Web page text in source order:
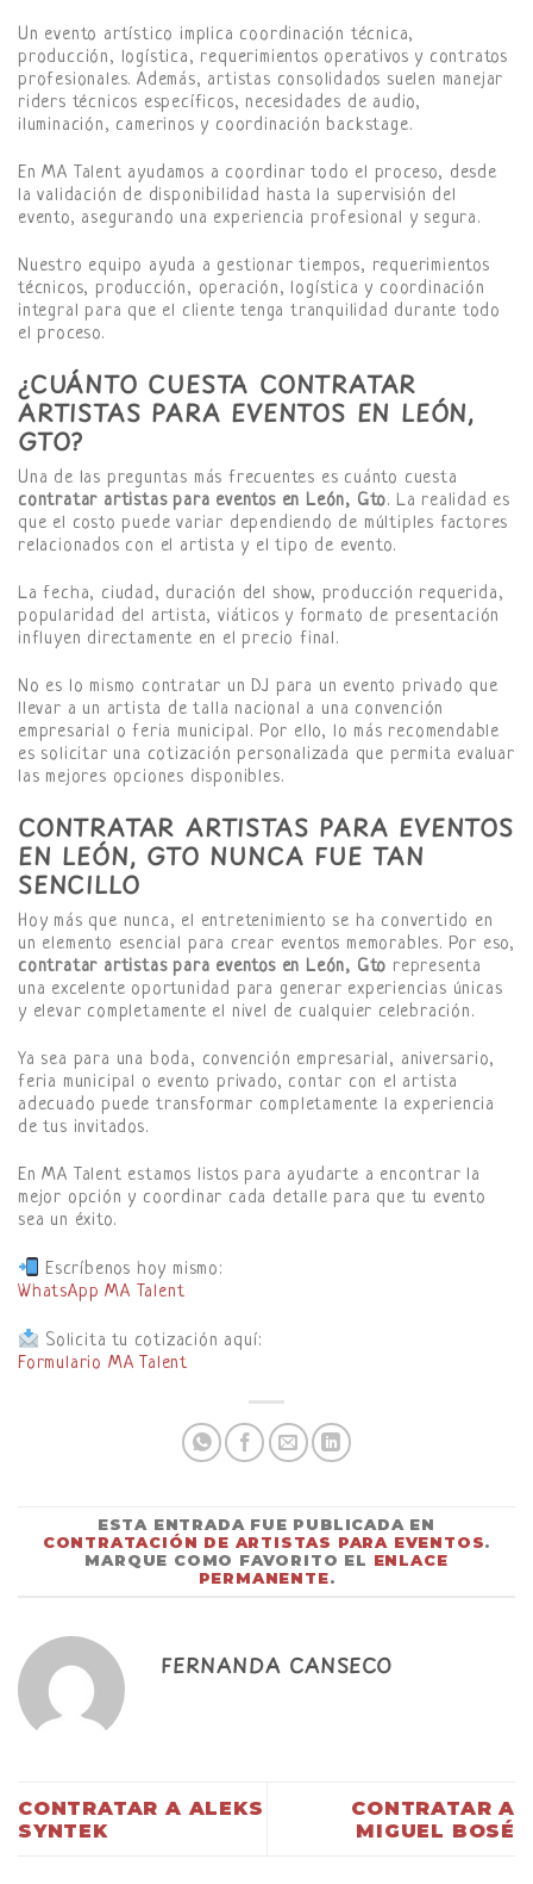
Un evento artístico implica coordinación técnica,
producción, logística, requerimientos operativos y contratos
profesionales. Además, artistas consolidados suelen manejar
riders técnicos específicos, necesidades de audio,
iluminación, camerinos y coordinación backstage.
En MA Talent ayudamos a coordinar todo el proceso, desde
la validación de disponibilidad hasta la supervisión del
evento, asegurando una experiencia profesional y segura.
Nuestro equipo ayuda a gestionar tiempos, requerimientos
técnicos, producción, operación, logística y coordinación
integral para que el cliente tenga tranquilidad durante todo
el proceso.
¿CUÁNTO CUESTA CONTRATAR
ARTISTAS PARA EVENTOS EN LEÓN,
GTO?
Una de las preguntas más frecuentes es cuánto cuesta
contratar artistas para eventos en León, Gto. La realidad es
que el costo puede variar dependiendo de múltiples factores
relacionados con el artista y el tipo de evento.
La fecha, ciudad, duración del show, producción requerida,
popularidad del artista, viáticos y formato de presentación
influyen directamente en el precio final.
No es lo mismo contratar un DJ para un evento privado que
llevar a un artista de talla nacional a una convención
empresarial o feria municipal. Por ello, lo más recomendable
es solicitar una cotización personalizada que permita evaluar
las mejores opciones disponibles.
CONTRATAR ARTISTAS PARA EVENTOS
EN LEÓN, GTO NUNCA FUE TAN
SENCILLO
Hoy más que nunca, el entretenimiento se ha convertido en
un elemento esencial para crear eventos memorables. Por eso,
contratar artistas para eventos en León, Gto representa
una excelente oportunidad para generar experiencias únicas
y elevar completamente el nivel de cualquier celebración.
Ya sea para una boda, convención empresarial, aniversario,
feria municipal o evento privado, contar con el artista
adecuado puede transformar completamente la experiencia
de tus invitados.
En MA Talent estamos listos para ayudarte a encontrar la
mejor opción y coordinar cada detalle para que tu evento
sea un éxito.
Escríbenos hoy mismo:
WhatsApp MA Talent
Solicita tu cotización aquí:
Formulario MA Talent
ESTA ENTRADA FUE PUBLICADA EN
CONTRATACIÓN DE ARTISTAS PARA EVENTOS.
MARQUE COMO FAVORITO EL ENLACE
PERMANENTE.
FERNANDA CANSECO
CONTRATAR A ALEKS
SYNTEK
CONTRATAR A
MIGUEL BOSÉ